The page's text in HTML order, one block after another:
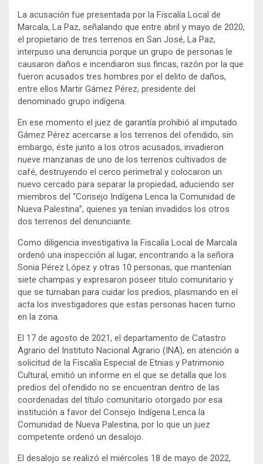
La acusación fue presentada por la Fiscalía Local de
Marcala, La Paz, señalando que entre abril y mayo de 2020,
el propietario de tres terrenos en San José, La Paz,
interpuso una denuncia porque un grupo de personas le
causaron daños e incendiaron sus fincas, razón por la que
fueron acusados tres hombres por el delito de daños,
entre ellos Martir Gámez Pérez, presidente del
denominado grupo indígena.
En ese momento el juez de garantía prohibió al imputado
Gámez Pérez acercarse a los terrenos del ofendido, sin
embargo, éste junto a los otros acusados, invadieron
nueve manzanas de uno de los terrenos cultivados de
café, destruyendo el cerco perimetral y colocaron un
nuevo cercado para separar la propiedad, aduciendo ser
miembros del “Consejo Indígena Lenca la Comunidad de
Nueva Palestina”, quienes ya tenían invadidos los otros
dos terrenos del denunciante.
Como diligencia investigativa la Fiscalía Local de Marcala
ordenó una inspección al lugar, encontrando a la señora
Sonia Pérez López y otras 10 personas, que mantenían
siete champas y expresaron poseer titulo comunitario y
que se turnaban para cuidar los predios, plasmando en el
acta los investigadores que estas personas hacen turno
en la zona.
El 17 de agosto de 2021, el departamento de Catastro
Agrario del Instituto Nacional Agrario (INA), en atención a
solicitud de la Fiscalía Especial de Etnias y Patrimonio
Cultural, emitió un informe en el que se detalla que los
predios del ofendido no se encuentran dentro de las
coordenadas del título comunitario otorgado por esa
institución a favor del Consejo Indígena Lenca la
Comunidad de Nueva Palestina, por lo que un juez
competente ordenó un desalojo.
El desalojo se realizó el miércoles 18 de mayo de 2022,